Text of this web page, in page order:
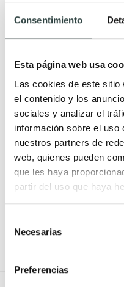
Consentimiento
Esta página web usa
Las cookies de este sitio
el contenido y los
sociales y analizar el
información sobre el uso
nuestros partners de
web, quienes pueden
que les haya
partir del uso que haya
Necesarias
Preferencias
moderno Bruntec
Suspendido con lavabo
cerámico y 2 cajones con
cierre amortiguado
199,43€
(57)